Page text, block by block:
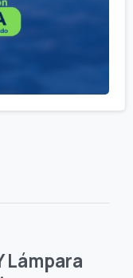
Lámpara